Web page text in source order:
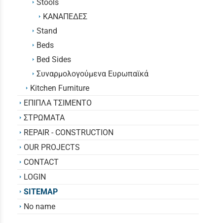
Stools
KANAΠΕΔΕΣ
Stand
Beds
Bed Sides
Συναρμολογούμενα Ευρωπαϊκά
Kitchen Furniture
ΕΠΙΠΛΑ ΤΣΙΜΕΝΤΟ
ΣΤΡΩΜΑΤΑ
REPAIR - CONSTRUCTION
OUR PROJECTS
CONTACT
LOGIN
SITEMAP
No name